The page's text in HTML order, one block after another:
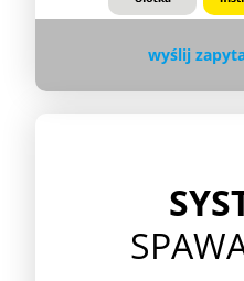
wyślij